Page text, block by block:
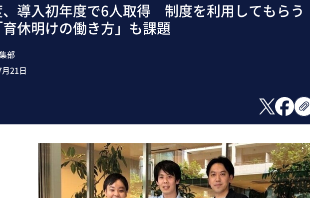
導入初年度で6人取得 制度を利用してもらう
休明けの働き方」も課題
部
21日